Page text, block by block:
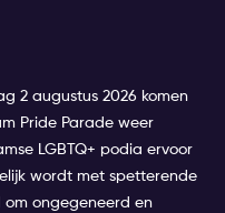
2 augustus 2026 komen
Pride Parade weer
LGBTQ+ podia ervoor
wordt met spetterende
om ongegeneerd en